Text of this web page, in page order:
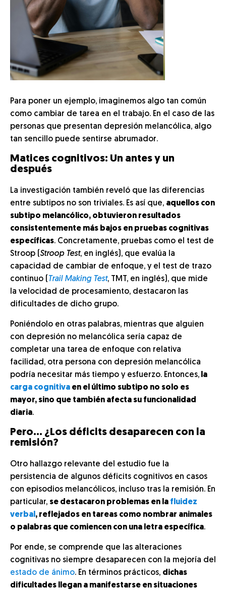
Para poner un ejemplo, imaginemos algo tan común
como cambiar de tarea en el trabajo. En el caso de las
personas que presentan depresión melancólica, algo
tan sencillo puede sentirse abrumador.
Matices cognitivos: Un antes y un
después
La investigación también reveló que las diferencias
entre subtipos no son triviales. Es así que, aquellos con
subtipo melancólico, obtuvieron resultados
consistentemente más bajos en pruebas cognitivas
específicas. Concretamente, pruebas como el test de
Stroop (Stroop Test, en inglés), que evalúa la
capacidad de cambiar de enfoque, y el test de trazo
continuo ( Trail Making Test, TMT, en inglés), que mide
la velocidad de procesamiento, destacaron las
dificultades de dicho grupo.
Poniéndolo en otras palabras, mientras que alguien
con depresión no melancólica sería capaz de
completar una tarea de enfoque con relativa
facilidad, otra persona con depresión melancólica
podría necesitar más tiempo y esfuerzo. Entonces, la
carga cognitiva en el último subtipo no solo es
mayor, sino que también afecta su funcionalidad
diaria.
Pero… ¿Los déficits desaparecen con la
remisión?
Otro hallazgo relevante del estudio fue la
persistencia de algunos déficits cognitivos en casos
con episodios melancólicos, incluso tras la remisión. En
particular, se destacaron problemas en la fluidez
verbal , reflejados en tareas como nombrar animales
o palabras que comiencen con una letra específica.
Por ende, se comprende que las alteraciones
cognitivas no siempre desaparecen con la mejoría del
estado de ánimo. En términos prácticos, dichas
dificultades llegan a manifestarse en situaciones